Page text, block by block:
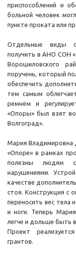
приспособлений и
больной человек
пункте проката или
Отдельные виды
получить в АНО СОН
Ворошиловского
поручень, который
обеспечить
тем самым
ремнём и
«Опоры» был взят
Волгоград».
Мария Владимировна
«Опоре» в рамках
полезны людям с
нарушениями.
качестве
стоя. Конструкция с
переносить вес тела
и ноги. Теперь
легче и дольше быть
Проект
грантов.